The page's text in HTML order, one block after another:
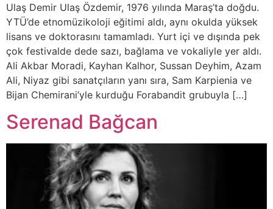
Ulaş Demir Ulaş Özdemir, 1976 yılında Maraş’ta doğdu.
YTÜ’de etnomüzikoloji eğitimi aldı, aynı okulda yüksek
lisans ve doktorasını tamamladı. Yurt içi ve dışında pek
çok festivalde dede sazı, bağlama ve vokaliyle yer aldı.
Ali Akbar Moradi, Kayhan Kalhor, Sussan Deyhim, Azam
Ali, Niyaz gibi sanatçıların yanı sıra, Sam Karpienia ve
Bijan Chemirani’yle kurduğu Forabandit grubuyla […]
Serenad Bağcan